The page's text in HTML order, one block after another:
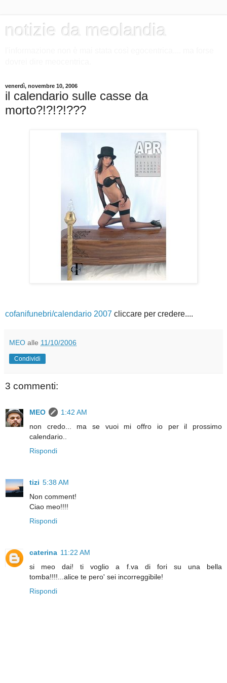
notizie da meolandia
venerdì, novembre 10, 2006
il calendario sulle casse da
morto?!?!?!???
cofanifunebri/calendario 2007 cliccare per credere....
MEO alle 11/10/2006
Condividi
3 commenti:
MEO
1:42 AM
non credo... ma se vuoi mi offro io per il prossimo
calendario..
Rispondi
tizi 5:38 AM
Non comment!
Ciao meo!!!!
Rispondi
caterina 11:22 AM
si meo dai! ti voglio a f.va di fori su una bella
tomba!!!!...alice te pero' sei incorreggibile!
Rispondi